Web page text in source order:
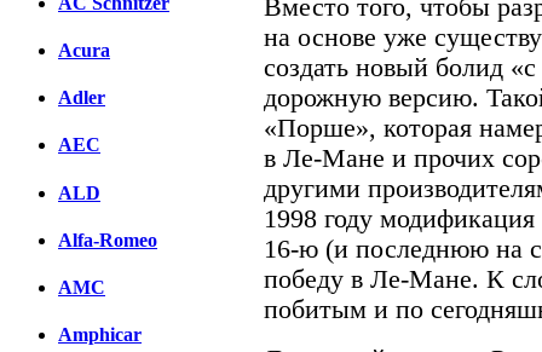
Acura
Adler
AEC
ALD
Alfa-Romeo
AMC
Amphicar
Вместо того, чтобы
на основе уже
создать новый болид
дорожную версию.
«Порше», которая
в Ле-Мане и прочих
другими
1998 году
16-ю (и последнюю на
победу в Ле-Мане. К
побитым и по